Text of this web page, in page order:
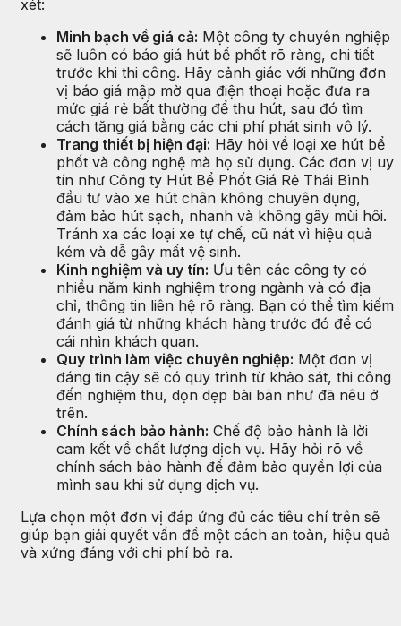
xét:
Minh bạch về giá cả: Một công ty chuyên nghiệp
sẽ luôn có báo giá hút bể phốt rõ ràng, chi tiết
trước khi thi công. Hãy cảnh giác với những đơn
vị báo giá mập mờ qua điện thoại hoặc đưa ra
mức giá rẻ bất thường để thu hút, sau đó tìm
cách tăng giá bằng các chi phí phát sinh vô lý.
Trang thiết bị hiện đại: Hãy hỏi về loại xe hút bể
phốt và công nghệ mà họ sử dụng. Các đơn vị uy
tín như Công ty Hút Bể Phốt Giá Rẻ Thái Bình
đầu tư vào xe hút chân không chuyên dụng,
đảm bảo hút sạch, nhanh và không gây mùi hôi.
Tránh xa các loại xe tự chế, cũ nát vì hiệu quả
kém và dễ gây mất vệ sinh.
Kinh nghiệm và uy tín: Ưu tiên các công ty có
nhiều năm kinh nghiệm trong ngành và có địa
chỉ, thông tin liên hệ rõ ràng. Bạn có thể tìm kiếm
đánh giá từ những khách hàng trước đó để có
cái nhìn khách quan.
Quy trình làm việc chuyên nghiệp: Một đơn vị
đáng tin cậy sẽ có quy trình từ khảo sát, thi công
đến nghiệm thu, dọn dẹp bài bản như đã nêu ở
trên.
Chính sách bảo hành: Chế độ bảo hành là lời
cam kết về chất lượng dịch vụ. Hãy hỏi rõ về
chính sách bảo hành để đảm bảo quyền lợi của
mình sau khi sử dụng dịch vụ.
Lựa chọn một đơn vị đáp ứng đủ các tiêu chí trên sẽ
giúp bạn giải quyết vấn đề một cách an toàn, hiệu quả
và xứng đáng với chi phí bỏ ra.